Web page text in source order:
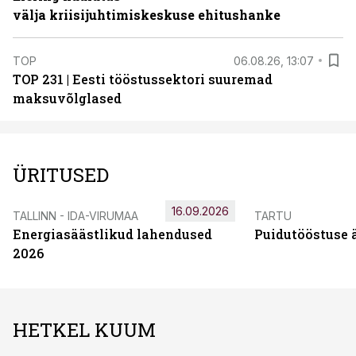
välja kriisijuhtimiskeskuse ehitushanke
TOP 06.08.26, 13:07
TOP 231 | Eesti tööstussektori suuremad
maksuvõlglased
ÜRITUSED
TALLINN - IDA-VIRUMAA
Energiasäästlikud lahendused
2026
16.09.2026 TARTU
Puidutööstuse
HETKEL KUUM